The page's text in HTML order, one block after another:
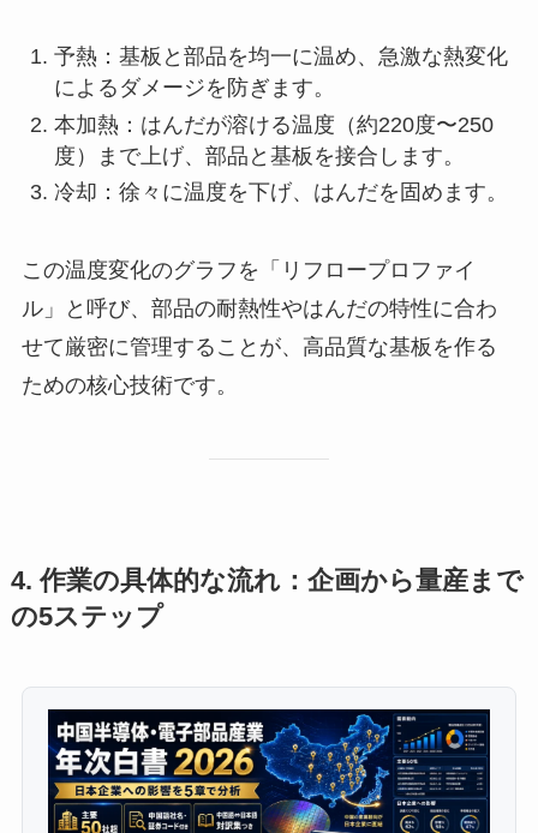
予熱：基板と部品を均一に温め、急激な熱変化
によるダメージを防ぎます。
本加熱：はんだが溶ける温度（約220度〜250
度）まで上げ、部品と基板を接合します。
冷却：徐々に温度を下げ、はんだを固めます。
この温度変化のグラフを「リフロープロファイ
ル」と呼び、部品の耐熱性やはんだの特性に合わ
せて厳密に管理することが、高品質な基板を作る
ための核心技術です。
4. 作業の具体的な流れ：企画から量産まで
の5ステップ